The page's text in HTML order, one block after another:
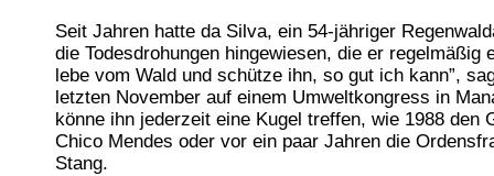
Seit Jahren hatte da Silva, ein 54-jähriger
die Todesdrohungen hingewiesen, die er regelmäßig
lebe vom Wald und schütze ihn, so gut ich kann”,
letzten November auf einem Umweltkongress in
könne ihn jederzeit eine Kugel treffen, wie 1988 den
Chico Mendes oder vor ein paar Jahren die
Stang.